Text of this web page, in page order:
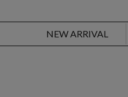
NEW ARRIVAL